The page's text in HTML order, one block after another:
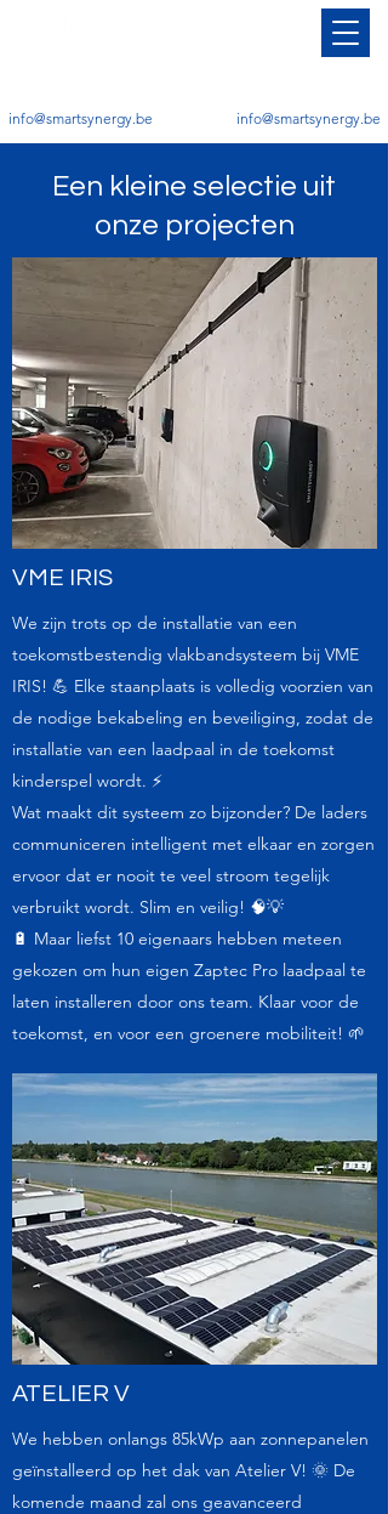
info@smartsynergy.be info@smartsynergy.be
Een kleine selectie uit
onze projecten
VME IRIS
We zijn trots op de installatie van een
toekomstbestendig vlakbandsysteem bij VME
IRIS! 💪 Elke staanplaats is volledig voorzien van
de nodige bekabeling en beveiliging, zodat de
installatie van een laadpaal in de toekomst
kinderspel wordt. ⚡️
Wat maakt dit systeem zo bijzonder? De laders
communiceren intelligent met elkaar en zorgen
ervoor dat er nooit te veel stroom tegelijk
verbruikt wordt. Slim en veilig! 🧠💡
🔋 Maar liefst 10 eigenaars hebben meteen
gekozen om hun eigen Zaptec Pro laadpaal te
laten installeren door ons team. Klaar voor de
toekomst, en voor een groenere mobiliteit! 🌱
ATELIER V
We hebben onlangs 85kWp aan zonnepanelen
geïnstalleerd op het dak van Atelier V! 🌞 De
komende maand zal ons geavanceerd